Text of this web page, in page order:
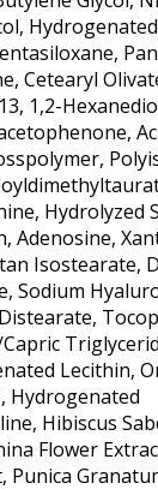
Cetearyl
1,2-
Hydrolyzed
Adenosine,
Isostearate,
Sodium
Lecithin,
Hydrogenated
Hibiscus
Flower
Punica